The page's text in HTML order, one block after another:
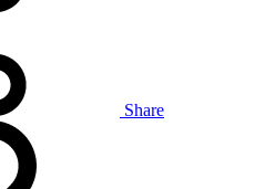
Share